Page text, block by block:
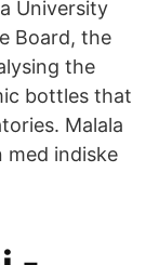
University
Board, the
the
bottles that
Malala
med indiske